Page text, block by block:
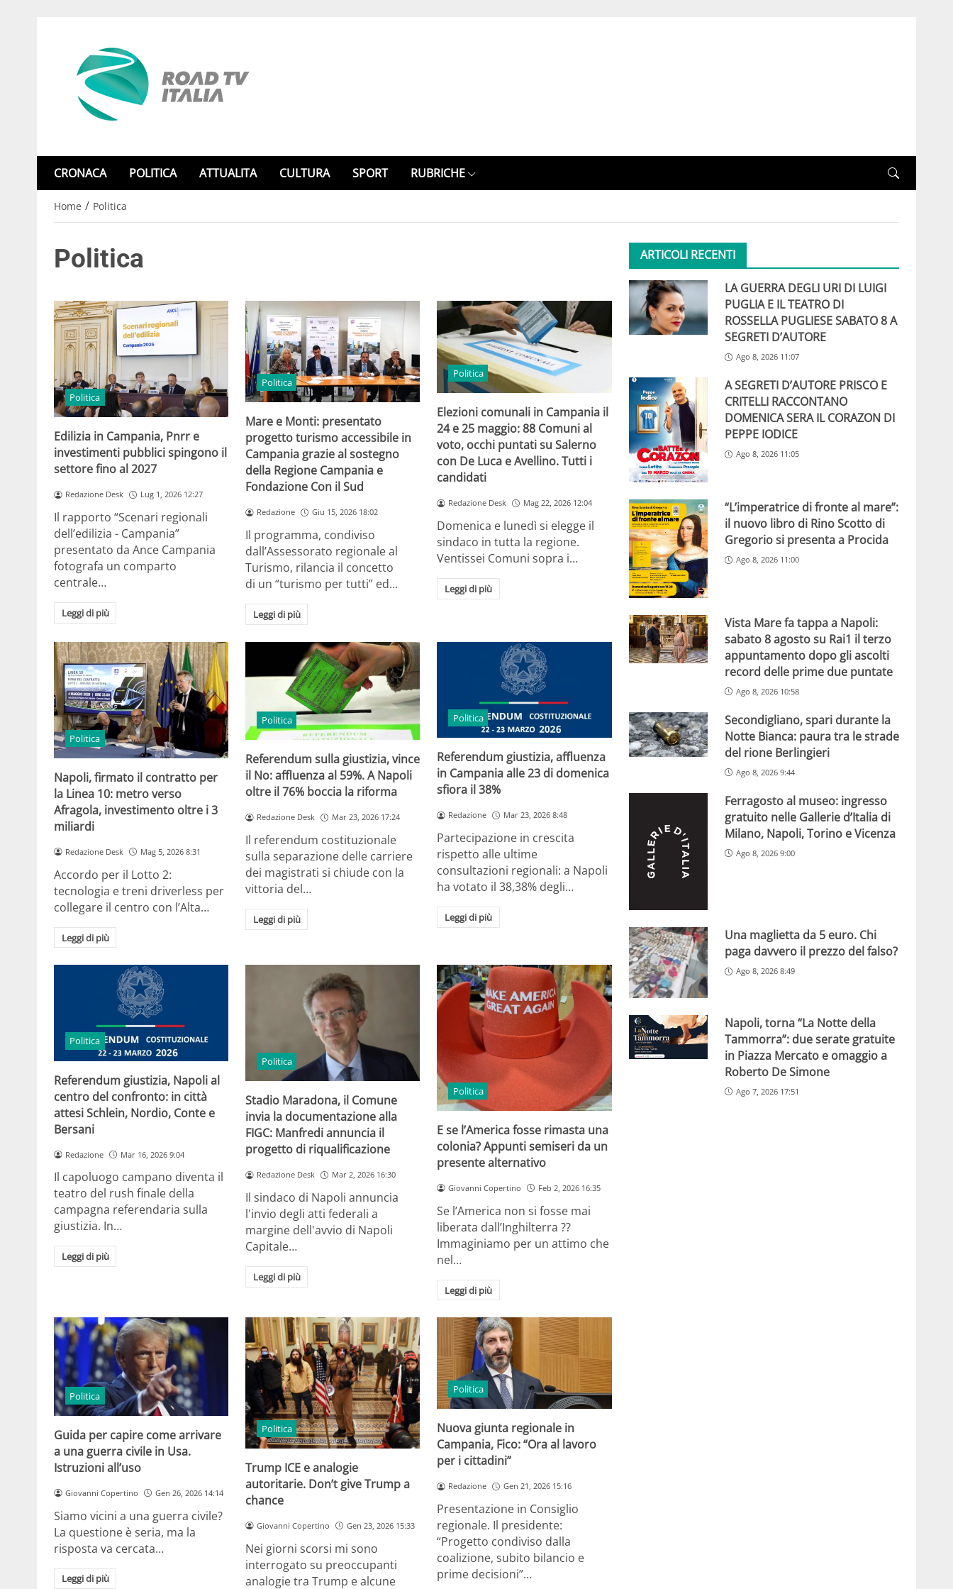
CRONACA POLITICA ATTUALITA CULTURA SPORT RUBRICHE
Home / Politica
Politica
Politica
Edilizia in Campania, Pnrr e
investimenti pubblici spingono il
settore fino al 2027
Redazione Desk Lug 1, 2026 12:27
Il rapporto “Scenari regionali
dell’edilizia - Campania”
presentato da Ance Campania
fotografa un comparto
centrale…
Leggi di più
Politica
Mare e Monti: presentato
progetto turismo accessibile in
Campania grazie al sostegno
della Regione Campania e
Fondazione Con il Sud
Redazione Giu 15, 2026 18:02
Il programma, condiviso
dall’Assessorato regionale al
Turismo, rilancia il concetto
di un “turismo per tutti” ed…
Leggi di più
Politica
Elezioni comunali in Campania il
24 e 25 maggio: 88 Comuni al
voto, occhi puntati su Salerno
con De Luca e Avellino. Tutti i
candidati
Redazione Desk Mag 22, 2026 12:04
Domenica e lunedì si elegge il
sindaco in tutta la regione.
Ventissei Comuni sopra i…
Leggi di più
Politica
Napoli, firmato il contratto per
la Linea 10: metro verso
Afragola, investimento oltre i 3
miliardi
Redazione Desk Mag 5, 2026 8:31
Accordo per il Lotto 2:
tecnologia e treni driverless per
collegare il centro con l’Alta…
Leggi di più
Politica
Referendum sulla giustizia, vince
il No: affluenza al 59%. A Napoli
oltre il 76% boccia la riforma
Redazione Desk Mar 23, 2026 17:24
Il referendum costituzionale
sulla separazione delle carriere
dei magistrati si chiude con la
vittoria del…
Leggi di più
Politica
Referendum giustizia, affluenza
in Campania alle 23 di domenica
sfiora il 38%
Redazione Mar 23, 2026 8:48
Partecipazione in crescita
rispetto alle ultime
consultazioni regionali: a Napoli
ha votato il 38,38% degli…
Leggi di più
Politica
Referendum giustizia, Napoli al
centro del confronto: in città
attesi Schlein, Nordio, Conte e
Bersani
Redazione Mar 16, 2026 9:04
Il capoluogo campano diventa il
teatro del rush finale della
campagna referendaria sulla
giustizia. In…
Leggi di più
Politica
Stadio Maradona, il Comune
invia la documentazione alla
FIGC: Manfredi annuncia il
progetto di riqualificazione
Redazione Desk Mar 2, 2026 16:30
Il sindaco di Napoli annuncia
l'invio degli atti federali a
margine dell'avvio di Napoli
Capitale…
Leggi di più
Politica
E se l’America fosse rimasta una
colonia? Appunti semiseri da un
presente alternativo
Giovanni Copertino Feb 2, 2026 16:35
Se l’America non si fosse mai
liberata dall’Inghilterra ??
Immaginiamo per un attimo che
nel…
Leggi di più
Politica
Guida per capire come arrivare
a una guerra civile in Usa.
Istruzioni all’uso
Giovanni Copertino Gen 26, 2026 14:14
Siamo vicini a una guerra civile?
La questione è seria, ma la
risposta va cercata…
Leggi di più
Politica
Trump ICE e analogie
autoritarie. Don’t give Trump a
chance
Giovanni Copertino Gen 23, 2026 15:33
Nei giorni scorsi mi sono
interrogato su preoccupanti
analogie tra Trump e alcune
Politica
Nuova giunta regionale in
Campania, Fico: “Ora al lavoro
per i cittadini”
Redazione Gen 21, 2026 15:16
Presentazione in Consiglio
regionale. Il presidente:
“Progetto condiviso dalla
coalizione, subito bilancio e
prime decisioni”…
ARTICOLI RECENTI
LA GUERRA DEGLI URI DI LUIGI
PUGLIA E IL TEATRO DI
ROSSELLA PUGLIESE SABATO 8 A
SEGRETI D’AUTORE
Ago 8, 2026 11:07
A SEGRETI D’AUTORE PRISCO E
CRITELLI RACCONTANO
DOMENICA SERA IL CORAZON DI
PEPPE IODICE
Ago 8, 2026 11:05
“L’imperatrice di fronte al mare”:
il nuovo libro di Rino Scotto di
Gregorio si presenta a Procida
Ago 8, 2026 11:00
Vista Mare fa tappa a Napoli:
sabato 8 agosto su Rai1 il terzo
appuntamento dopo gli ascolti
record delle prime due puntate
Ago 8, 2026 10:58
Secondigliano, spari durante la
Notte Bianca: paura tra le strade
del rione Berlingieri
Ago 8, 2026 9:44
Ferragosto al museo: ingresso
gratuito nelle Gallerie d’Italia di
Milano, Napoli, Torino e Vicenza
Ago 8, 2026 9:00
Una maglietta da 5 euro. Chi
paga davvero il prezzo del falso?
Ago 8, 2026 8:49
Napoli, torna “La Notte della
Tammorra”: due serate gratuite
in Piazza Mercato e omaggio a
Roberto De Simone
Ago 7, 2026 17:51